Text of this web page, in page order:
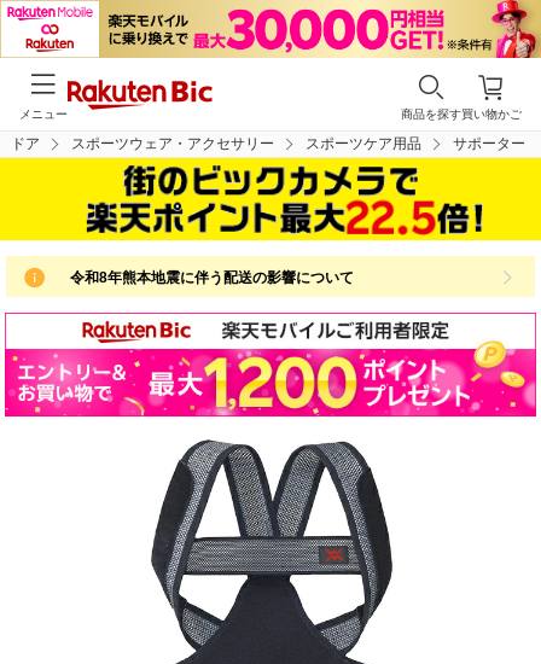
買い物かご
商品を探す
メニュー
ドア スポーツウェア・アクセサリー スポーツケア用品 サポーター
令和8年熊本地震に伴う配送の影響について